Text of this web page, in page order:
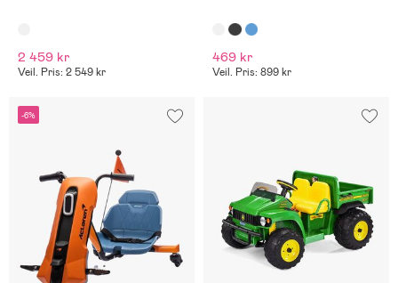
2 459 kr
Veil. Pris: 2 549 kr
469 kr
Veil. Pris: 899 kr
-6%